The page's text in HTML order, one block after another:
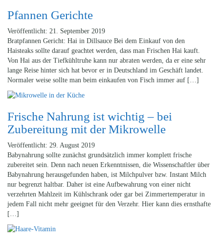
Pfannen Gerichte
Veröffentlicht: 21. September 2019
Bratpfannen Gericht: Hai in Dillsauce Bei dem Einkauf von den
Haisteaks sollte darauf geachtet werden, dass man Frischen Hai kauft.
Von Hai aus der Tiefkühltruhe kann nur abraten werden, da er eine sehr
lange Reise hinter sich hat bevor er in Deutschland im Geschäft landet.
Normaler weise sollte man beim einkaufen von Fisch immer auf […]
Frische Nahrung ist wichtig – bei
Zubereitung mit der Mikrowelle
Veröffentlicht: 29. August 2019
Babynahrung sollte zunächst grundsätzlich immer komplett frische
zubereitet sein. Denn nach neuen Erkenntnissen, die Wissenschaftler über
Babynahrung herausgefunden haben, ist Milchpulver bzw. Instant Milch
nur begrenzt haltbar. Daher ist eine Aufbewahrung von einer nicht
verzehrten Mahlzeit im Kühlschrank oder gar bei Zimmertemperatur in
jedem Fall nicht mehr geeignet für den Verzehr. Hier kann dies ernsthafte
[…]